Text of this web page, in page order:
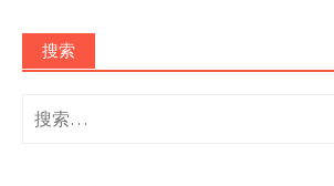
搜索
搜
索：